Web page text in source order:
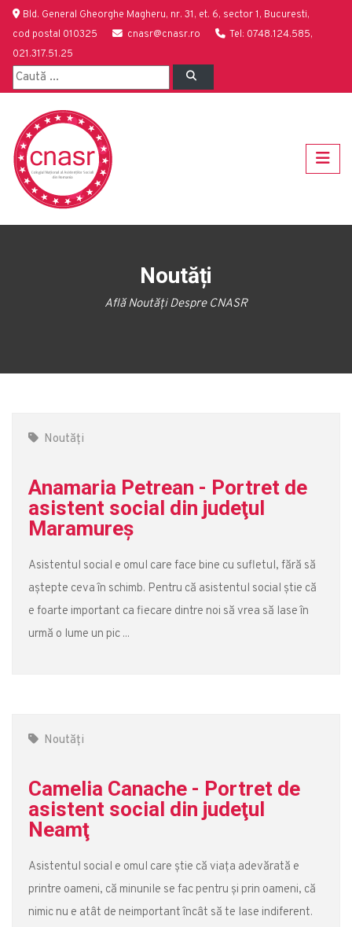
Bld. General Gheorghe Magheru, nr. 31, et. 6, sector 1, Bucuresti,
cod postal 010325
cnasr@cnasr.ro
Tel: 0748.124.585,
021.317.51.25
Noutăți
Află Noutăți Despre CNASR
Noutăți
Anamaria Petrean - Portret de
asistent social din judeţul
Maramureş
Asistentul social e omul care face bine cu sufletul, fără să
aștepte ceva în schimb. Pentru că asistentul social știe că
e foarte important ca fiecare dintre noi să vrea să lase în
urmă o lume un pic ...
Noutăți
Camelia Canache - Portret de
asistent social din judeţul
Neamţ
Asistentul social e omul care știe că viața adevărată e
printre oameni, că minunile se fac pentru și prin oameni, că
nimic nu e atât de neimportant încât să te lase indiferent.